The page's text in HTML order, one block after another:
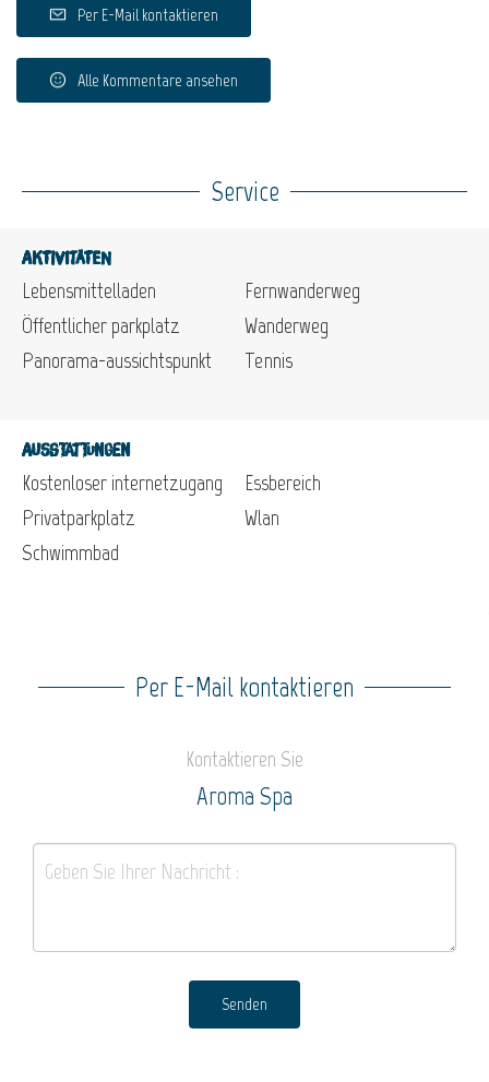
Per E-Mail kontaktieren
Alle Kommentare ansehen
Service
Aktivitäten
Lebensmittelladen
Öffentlicher parkplatz
Panorama-aussichtspunkt
Fernwanderweg
Wanderweg
Tennis
Ausstattungen
Kostenloser internetzugang
Privatparkplatz
Schwimmbad
Essbereich
Wlan
Per E-Mail kontaktieren
Kontaktieren Sie
Aroma Spa
Senden